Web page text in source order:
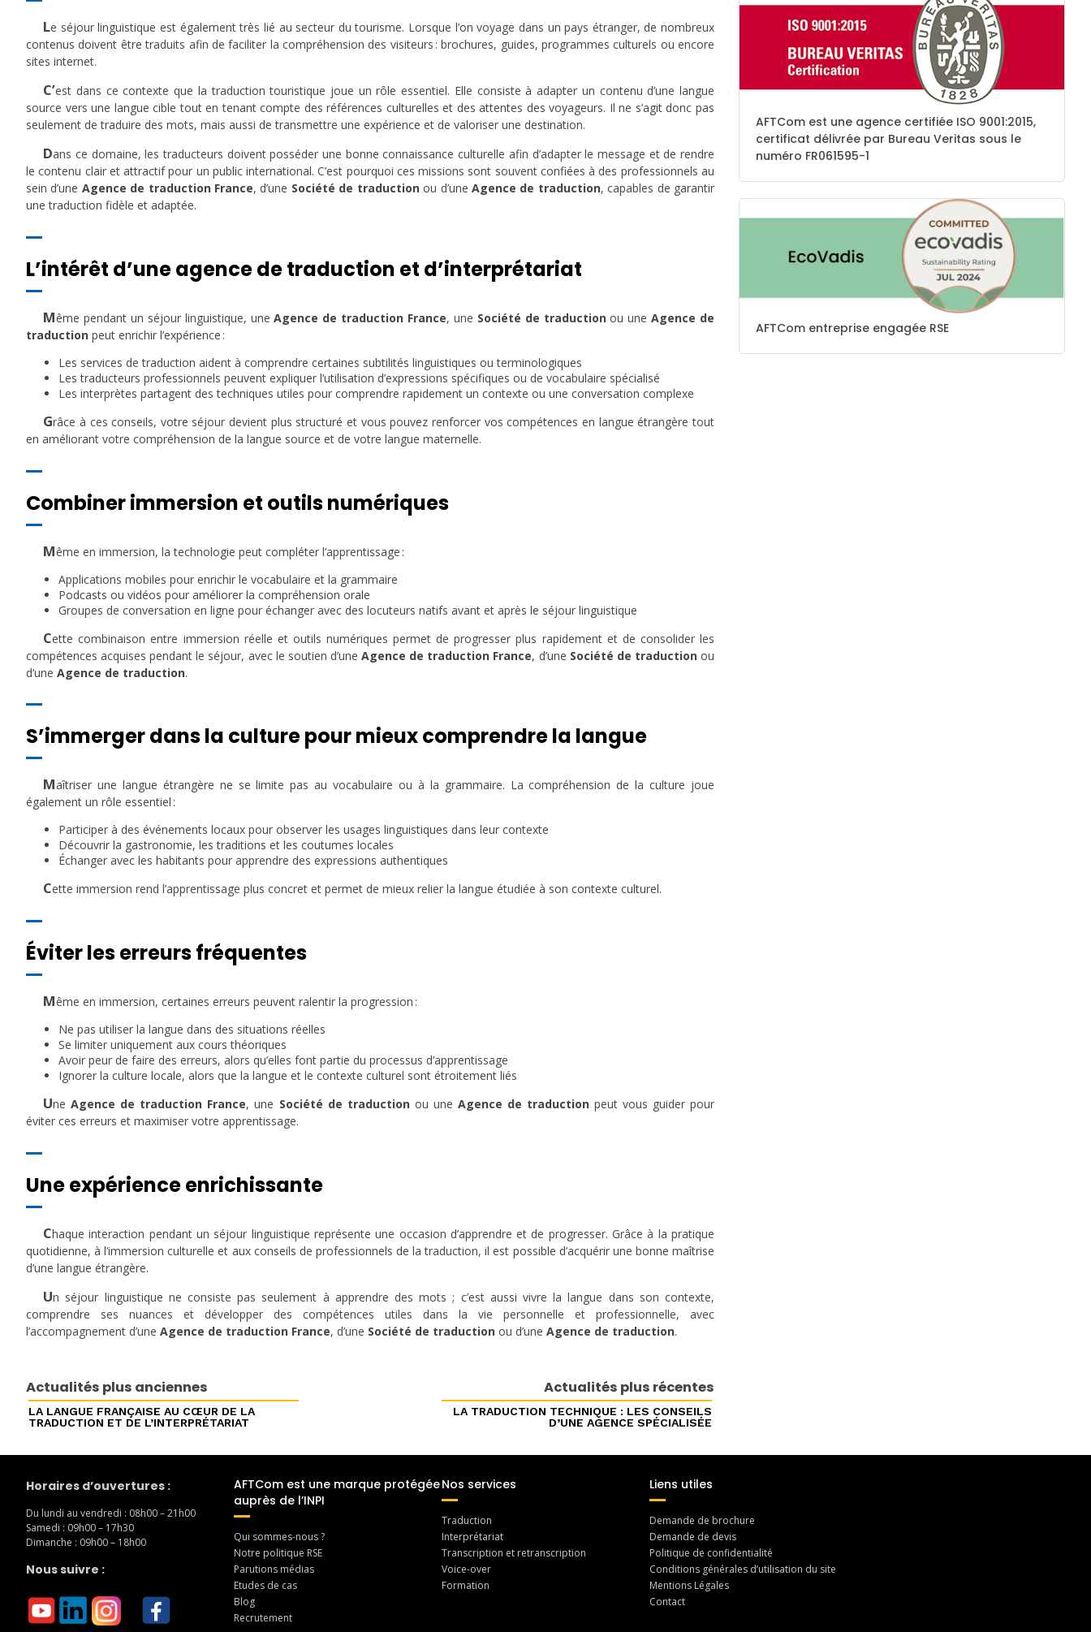
Le séjour linguistique est également très lié au secteur du tourisme. Lorsque l’on voyage dans un pays étranger, de nombreux
contenus doivent être traduits afin de faciliter la compréhension des visiteurs : brochures, guides, programmes culturels ou encore
sites internet.
C’est dans ce contexte que la traduction touristique joue un rôle essentiel. Elle consiste à adapter un contenu d’une langue
source vers une langue cible tout en tenant compte des références culturelles et des attentes des voyageurs. Il ne s’agit donc pas
seulement de traduire des mots, mais aussi de transmettre une expérience et de valoriser une destination.
Dans ce domaine, les traducteurs doivent posséder une bonne connaissance culturelle afin d’adapter le message et de rendre
le contenu clair et attractif pour un public international. C’est pourquoi ces missions sont souvent confiées à des professionnels au
sein d’une Agence de traduction France, d’une Société de traductionou d’une Agence de traduction, capables de garantir
une traduction fidèle et adaptée.
L’intérêt d’une agence de traduction et d’interprétariat
Même pendant un séjour linguistique, uneAgence de traduction France, une Société de traductionou uneAgence de
traduction peut enrichir l’expérience :
Les services de traduction aident à comprendre certaines subtilités linguistiques ou terminologiques
Les traducteurs professionnels peuvent expliquer l’utilisation d’expressions spécifiques ou de vocabulaire spécialisé
Les interprètes partagent des techniques utiles pour comprendre rapidement un contexte ou une conversation complexe
Grâce à ces conseils, votre séjour devient plus structuré et vous pouvez renforcer vos compétences en langue étrangère tout
en améliorant votre compréhension de la langue source et de votre langue maternelle.
Combiner immersion et outils numériques
Même en immersion, la technologie peut compléter l’apprentissage :
Applications mobiles pour enrichir le vocabulaire et la grammaire
Podcasts ou vidéos pour améliorer la compréhension orale
Groupes de conversation en ligne pour échanger avec des locuteurs natifs avant et après le séjour linguistique
Cette combinaison entre immersion réelle et outils numériques permet de progresser plus rapidement et de consolider les
compétences acquises pendant le séjour, avec le soutien d’uneAgence de traduction France, d’une Société de traductionou
d’une Agence de traduction.
S’immerger dans la culture pour mieux comprendre la langue
Maîtriser une langue étrangère ne se limite pas au vocabulaire ou à la grammaire. La compréhension de la culture joue
également un rôle essentiel :
Participer à des événements locaux pour observer les usages linguistiques dans leur contexte
Découvrir la gastronomie, les traditions et les coutumes locales
Échanger avec les habitants pour apprendre des expressions authentiques
Cette immersion rend l’apprentissage plus concret et permet de mieux relier la langue étudiée à son contexte culturel.
Éviter les erreurs fréquentes
Même en immersion, certaines erreurs peuvent ralentir la progression :
Ne pas utiliser la langue dans des situations réelles
Se limiter uniquement aux cours théoriques
Avoir peur de faire des erreurs, alors qu’elles font partie du processus d’apprentissage
Ignorer la culture locale, alors que la langue et le contexte culturel sont étroitement liés
UneAgence de traduction France, une Société de traductionou une Agence de traductionpeut vous guider pour
éviter ces erreurs et maximiser votre apprentissage.
Une expérience enrichissante
Chaque interaction pendant un séjour linguistique représente une occasion d’apprendre et de progresser. Grâce à la pratique
quotidienne, à l’immersion culturelle et aux conseils de professionnels de la traduction, il est possible d’acquérir une bonne maîtrise
d’une langue étrangère.
Un séjour linguistique ne consiste pas seulement à apprendre des mots ; c’est aussi vivre la langue dans son contexte,
comprendre ses nuances et développer des compétences utiles dans la vie personnelle et professionnelle, avec
l’accompagnement d’une Agence de traduction France, d’une Société de traduction ou d’une Agence de traduction.
Actualités plus anciennes
LA LANGUE FRANÇAISE AU CŒUR DE LA
TRADUCTION ET DE L’INTERPRÉTARIAT
Actualités plus récentes
LA TRADUCTION TECHNIQUE : LES CONSEILS
D’UNE AGENCE SPÉCIALISÉE
AFTCom est une agence certifiée ISO 9001:2015,
certificat délivrée par Bureau Veritas sous le
numéro FR061595-1
AFTCom entreprise engagée RSE
Horaires d’ouvertures :
Du lundi au vendredi : 08h00 – 21h00
Samedi : 09h00 – 17h30
Dimanche : 09h00 – 18h00
Nous suivre :
AFTCom est une marque protégée
auprès de l’INPI
Qui sommes-nous ?
Notre politique RSE
Parutions médias
Etudes de cas
Blog
Recrutement
Nos services
Traduction
Interprétariat
Transcription et retranscription
Voice-over
Formation
Liens utiles
Demande de brochure
Demande de devis
Politique de confidentialité
Conditions générales d’utilisation du site
Mentions Légales
Contact